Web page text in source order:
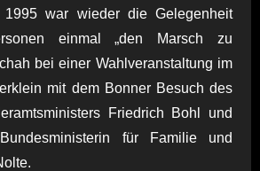
war wieder die Gelegenheit
einmal „den Marsch zu
bei einer Wahlveranstaltung im
mit dem Bonner Besuch des
Friedrich Bohl und
für Familie und